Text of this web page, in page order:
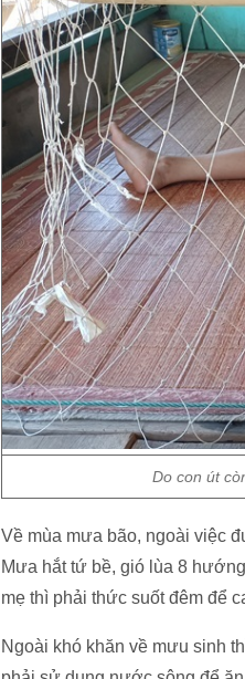
Do con út
Về mùa mưa bão, ngoài việc
Mưa hắt tứ bề, gió lùa 8
mẹ thì phải thức suốt đêm để
Ngoài khó khăn về mưu sinh